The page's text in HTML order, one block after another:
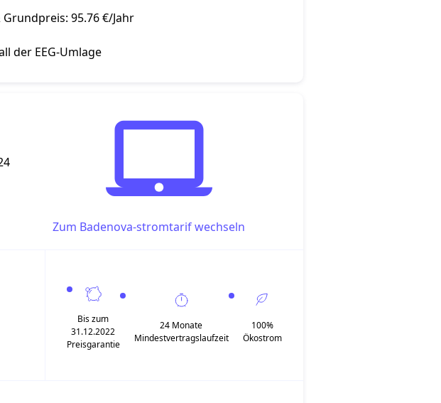
95.76 €/Jahr
der EEG-Umlage
Bis zum
31.12.2022
Preisgarantie
24 Monate
Mindestvertragslaufzeit
100%
Ökostrom
Zum Badenova-stromtarif wechseln